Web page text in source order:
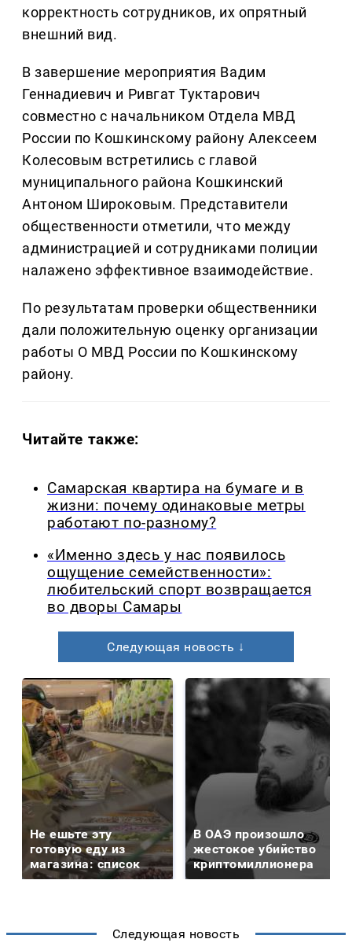
корректность сотрудников, их опрятный
внешний вид.
В завершение мероприятия Вадим
Геннадиевич и Ривгат Туктарович
совместно с начальником Отдела МВД
России по Кошкинскому району Алексеем
Колесовым встретились с главой
муниципального района Кошкинский
Антоном Широковым. Представители
общественности отметили, что между
администрацией и сотрудниками полиции
налажено эффективное взаимодействие.
По результатам проверки общественники
дали положительную оценку организации
работы О МВД России по Кошкинскому
району.
Читайте также:
Самарская квартира на бумаге и в
жизни: почему одинаковые метры
работают по-разному?
«Именно здесь у нас появилось
ощущение семейственности»:
любительский спорт возвращается
во дворы Самары
Следующая новость ↓
Не ешьте эту
готовую еду из
магазина: список
В ОАЭ произошло
жестокое убийство
криптомиллионера
Следующая новость